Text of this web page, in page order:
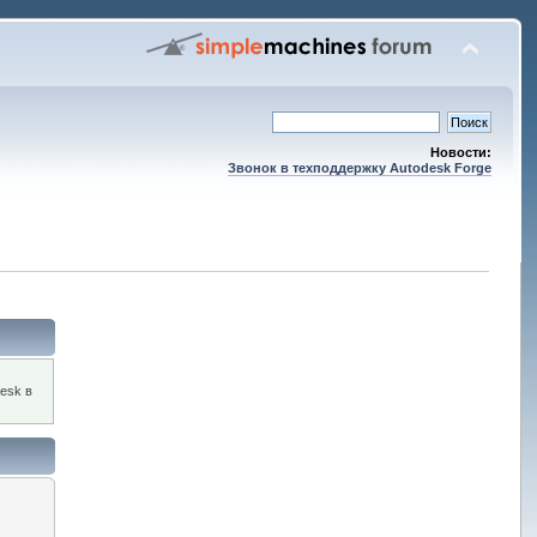
Новости:
Звонок в техподдержку Autodesk Forge
в